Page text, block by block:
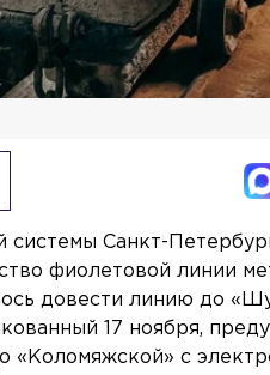
системы Санкт-
фиолетовой линии
довести линию до
17 ноября,
«Коломяжской» с